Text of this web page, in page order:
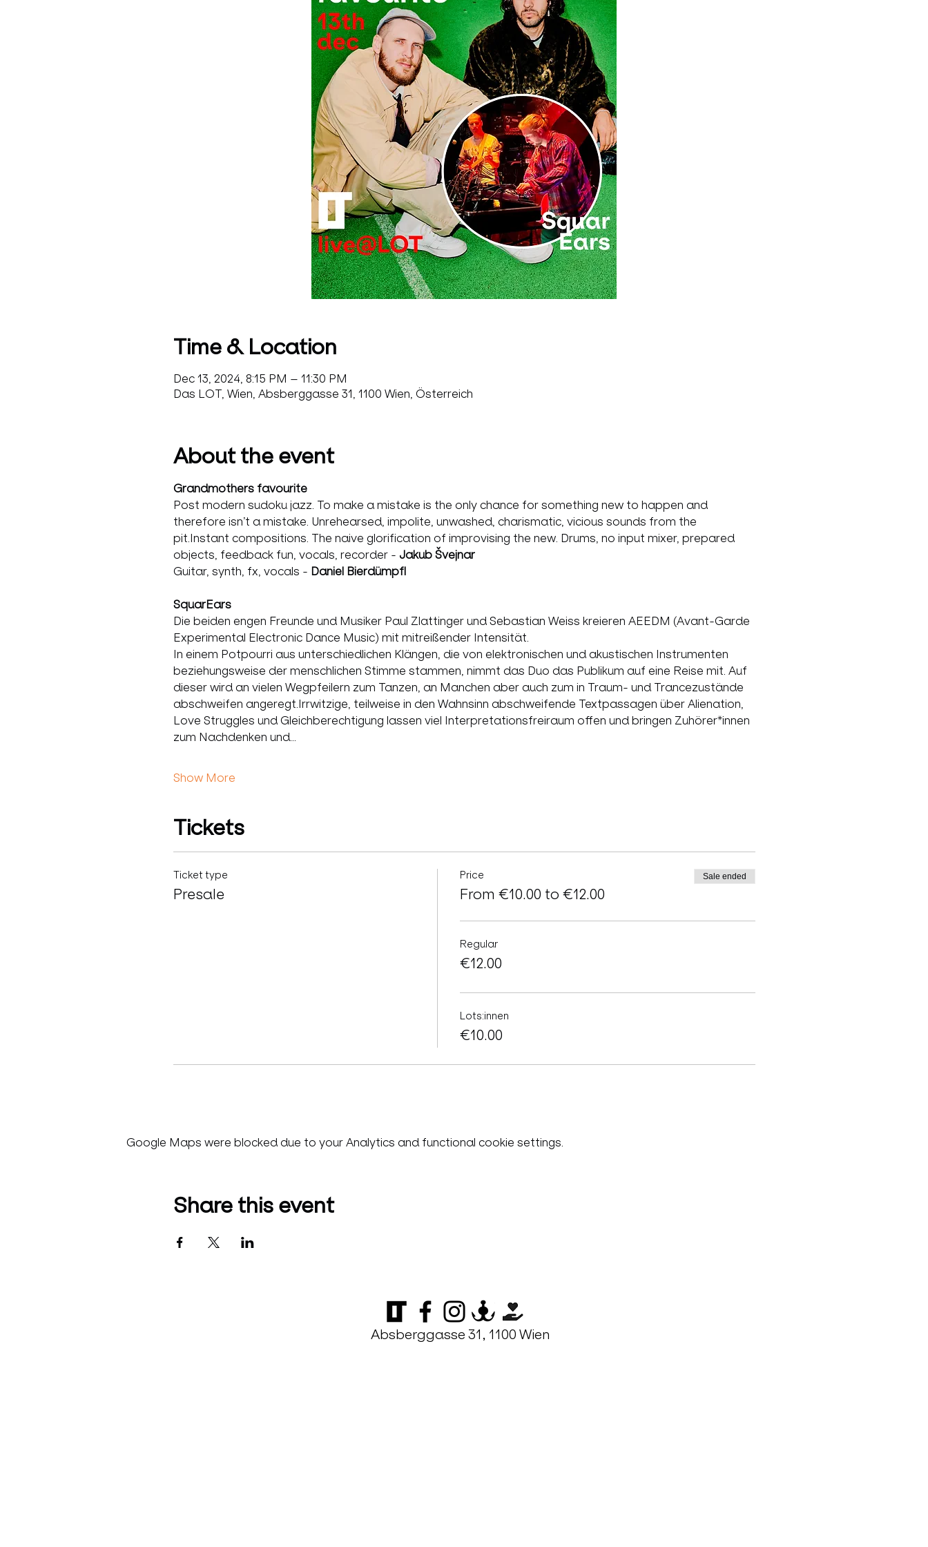
Time & Location
Dec 13, 2024, 8:15 PM – 11:30 PM
Das LOT, Wien, Absberggasse 31, 1100 Wien, Österreich
About the event
Grandmothers favourite
Post modern sudoku jazz. To make a mistake is the only chance for something new to happen and
therefore isn’t a mistake. Unrehearsed, impolite, unwashed, charismatic, vicious sounds from the
pit.Instant compositions. The naive glorification of improvising the new. Drums, no input mixer, prepared
objects, feedback fun, vocals, recorder - Jakub Švejnar
Guitar, synth, fx, vocals - Daniel Bierdümpfl
SquarEars
Die beiden engen Freunde und Musiker Paul Zlattinger und Sebastian Weiss kreieren AEEDM (Avant-Garde
Experimental Electronic Dance Music) mit mitreißender Intensität.
In einem Potpourri aus unterschiedlichen Klängen, die von elektronischen und akustischen Instrumenten
beziehungsweise der menschlichen Stimme stammen, nimmt das Duo das Publikum auf eine Reise mit. Auf
dieser wird an vielen Wegpfeilern zum Tanzen, an Manchen aber auch zum in Traum- und Trancezustände
abschweifen angeregt.Irrwitzige, teilweise in den Wahnsinn abschweifende Textpassagen über Alienation,
Love Struggles und Gleichberechtigung lassen viel Interpretationsfreiraum offen und bringen Zuhörer*innen
zum Nachdenken und…
Show More
Tickets
Ticket type
Presale
Price
From €10.00 to €12.00
Sale ended
Regular
€12.00
Lots:innen
€10.00
Google Maps were blocked due to your Analytics and functional cookie settings.
Share this event
Absberggasse 31, 1100 Wien